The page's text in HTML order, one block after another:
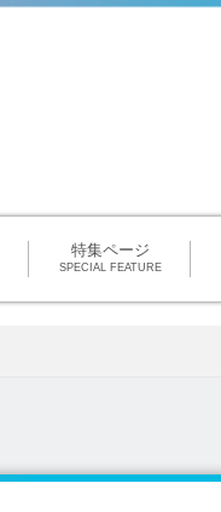
特集ページ
SPECIAL FEATURE